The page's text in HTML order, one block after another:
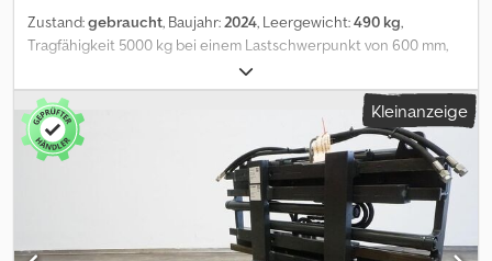
Zustand:gebraucht, Baujahr:2024, Leergewicht:490 kg,
Tragfähigkeit 5000 kg bei einem Lastschwerpunkt von 600 mm,
Bauhöhe: 1330 mm, Öffnungsbereich: 540 - 1980 mm, Aufhängung:
FEM3, Ausladung: 253 mm, Eigenschwerpunkt: 112 mm,
gebrauchtes KAUP-Zinkenverstellgerät 4,8T410Z mit separater
Seitenschubfunktion +/- 100 mm, FEM III, Bauhöhe 1.330 mm,
Öffnungsbereich 540 - 1980 mm, ohne Gabelzinken, ohne
Schläuche, Gabelträgerbreite: 1330, Lastschwerpunkt: 600,
Eigenschwerpunkt: 112. Csdpsznn R Refx Ab Rorf
Kleinanzeige